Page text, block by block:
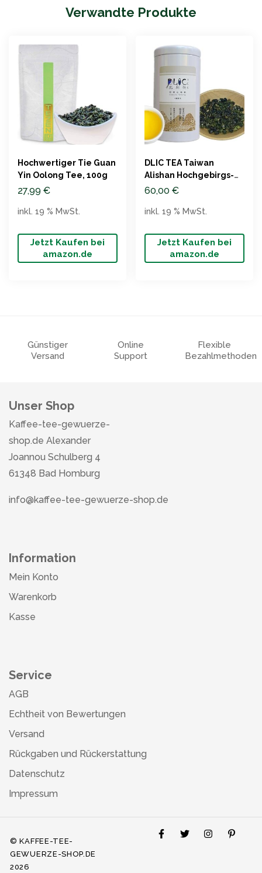
Verwandte Produkte
Hochwertiger Tie Guan
Yin Oolong Tee, 100g
27,99 €
Jetzt Kaufen bei
amazon.de
inkl. 19 % MwSt.
DLIC TEA Taiwan
Alishan Hochgebirgs-
Oolong 150g
60,00 €
Jetzt Kaufen bei
amazon.de
inkl. 19 % MwSt.
Günstiger
Versand
Online
Support
Flexible
Bezahlmethoden
Unser Shop
Kaffee-tee-gewuerze-
shop.de Alexander
Joannou Schulberg 4
61348 Bad Homburg
info@kaffee-tee-gewuerze-shop.de
Information
Mein Konto
Warenkorb
Kasse
Service
AGB
Echtheit von Bewertungen
Versand
Rückgaben und Rückerstattung
Datenschutz
Impressum
© KAFFEE-TEE-
GEWUERZE-SHOP.DE
2026